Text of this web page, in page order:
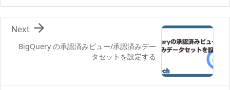
BigQuery の承認済みビュー/承認済みデー
タセットを設定する

Next